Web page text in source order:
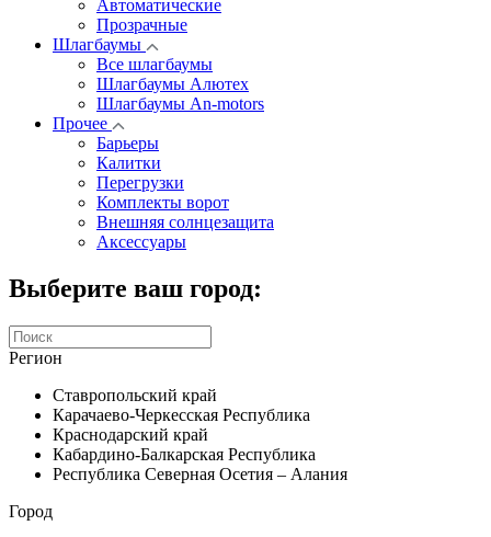
Автоматические
Прозрачные
Шлагбаумы
Все шлагбаумы
Шлагбаумы Алютех
Шлагбаумы An-motors
Прочее
Барьеры
Калитки
Перегрузки
Комплекты ворот
Внешняя солнцезащита
Аксессуары
Выберите ваш город:
Регион
Ставропольский край
Карачаево-Черкесская Республика
Краснодарский край
Кабардино-Балкарская Республика
Республика Северная Осетия – Алания
Город